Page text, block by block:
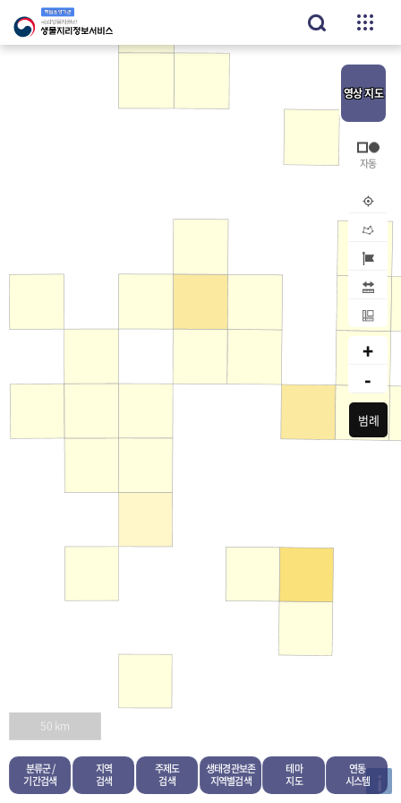
분류군 /
기간검색
지역
검색
주제도
검색
생태경관보존
지역별검색
테마
지도
연동
시스템 i
50 km
영상지도
내위치
공간검
지역검
거리
면적
+
-
범례